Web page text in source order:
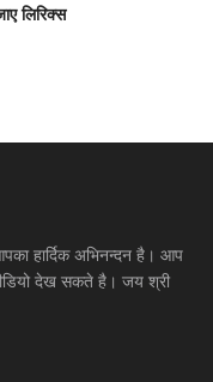
लिरिक्स
हार्दिक अभिनन्दन है। आप
देख सकते है। जय श्री